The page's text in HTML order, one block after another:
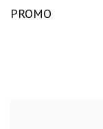
PROMO